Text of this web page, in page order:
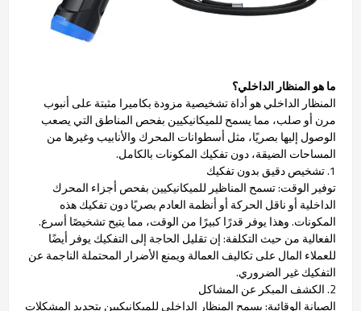
ما هو المنظار الداخلي؟
المنظار الداخلي هو أداة تشخيصية مزودة بكاميرا مثبتة على أنبوب
مرن أو صلب، مما يسمح للميكانيكيين بفحص المناطق التي يصعب
الوصول إليها بصريًا، مثل أسطوانات المحرك والأنابيب وغيرها من
المساحات الضيقة، دون تفكيك المكونات بالكامل.
1. تشخيص دقيق بدون تفكيك
توفير الوقت: تسمح المناظير للميكانيكيين بفحص أجزاء المحرك
الداخلية أو ناقل الحركة أو أنظمة العادم بصريًا دون تفكيك هذه
المكونات. وهذا يوفر قدرًا كبيرًا من الوقت، مما يتيح تشخيصًا أسرع.
الفعالية من حيث التكلفة: إن تقليل الحاجة إلى التفكيك يوفر أيضًا
للعملاء المال على تكاليف العمالة ويمنع الأضرار المحتملة الناجمة عن
التفكيك غير الضروري.
2. الكشف المبكر عن المشاكل
الصيانة الوقائية: يسمح المنظار الداخلي للميكانيكيين بتحديد المشكلات